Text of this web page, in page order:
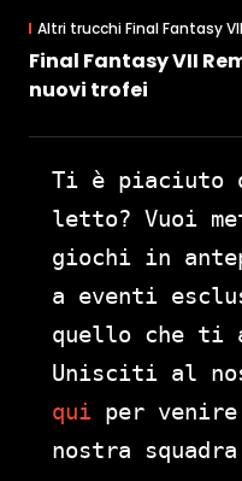
Altri trucchi Final Fantasy
Final Fantasy VII
nuovi trofei
Ti è piaciuto
letto? Vuoi
giochi in
a eventi
quello che ti
Unisciti al
qui per
nostra